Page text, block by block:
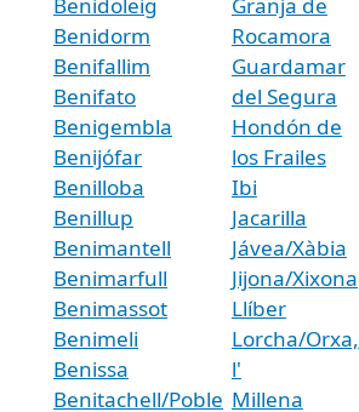
Benidorm
Benifallim
Benifato
Benigembla
Benijófar
Benilloba
Benillup
Benimantell
Benimarfull
Benimassot
Benimeli
Benissa
Benitachell/Poble
Rocamora
Guardamar
del Segura
Hondón de
los Frailes
Ibi
Jacarilla
Jávea/Xàbia
Jijona/Xixona
Llíber
Lorcha/Orxa,
l'
Millena